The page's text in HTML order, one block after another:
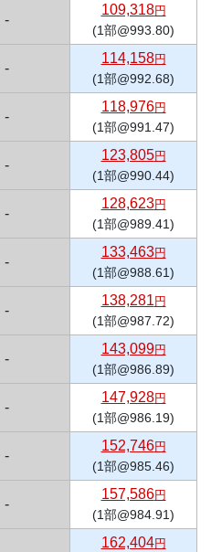
-
109,318円
(1部@993.80)
-
114,158円
(1部@992.68)
-
118,976円
(1部@991.47)
-
123,805円
(1部@990.44)
-
128,623円
(1部@989.41)
-
133,463円
(1部@988.61)
-
138,281 円
(1部@987.72)
-
143,099円
(1部@986.89)
-
147,928円
(1部@986.19)
-
152,746円
(1部@985.46)
-
157,586円
(1部@984.91)
162,404円